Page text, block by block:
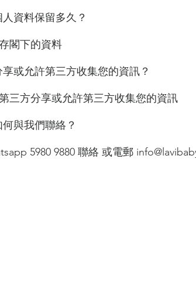
資料保留多久？
閣下的資料
或允許第三方收集您的資訊？
三方分享或允許第三方收集您的資訊
與我們聯絡？
5980 9880 聯絡 或電郵